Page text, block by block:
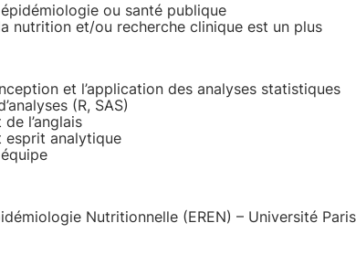
ou santé publique
nutrition et/ou recherche clinique est un plus
et l’application des analyses statistiques
(R, SAS)
l’anglais
esprit analytique
Nutritionnelle (EREN) – Université